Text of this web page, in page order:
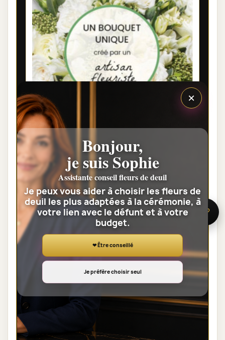
BOUQUET DEUIL PARIS - BOUQUET DU
FLEURISTE BLANC
35,00 €
Voir toute la catégorie
GERBES DE FLEURS DEUIL
🌸 Besoin d’aide ?
×
Bonjour,
je suis Sophie
Assistante conseil fleurs de deuil
Je peux vous aider à choisir les fleurs de
deuil les plus adaptées à la cérémonie, à
votre lien avec le défunt et à votre
budget.
❤ Être conseillé
Je préfère choisir seul